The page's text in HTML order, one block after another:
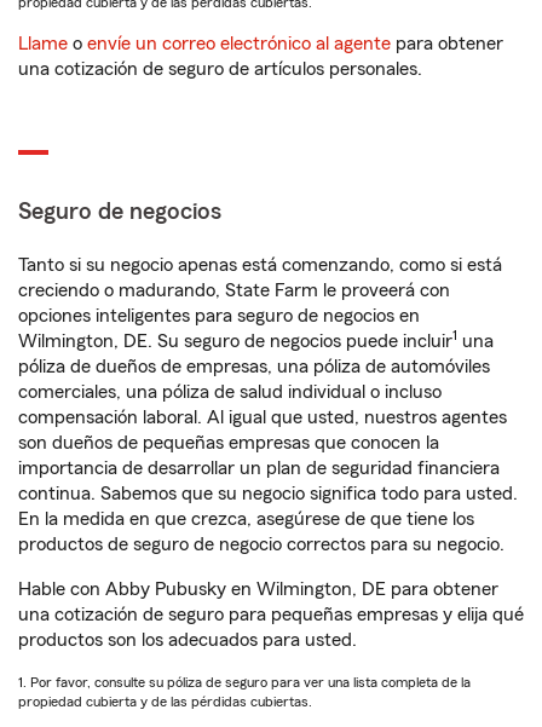
Llame o envíe un correo electrónico al agente para obtener
una cotización de seguro de artículos personales.
Seguro de negocios
Tanto si su negocio apenas está comenzando, como si está
creciendo o madurando, State Farm le proveerá con
opciones inteligentes para seguro de negocios en
Wilmington, DE. Su seguro de negocios puede incluir1 una
póliza de dueños de empresas, una póliza de automóviles
comerciales, una póliza de salud individual o incluso
compensación laboral. Al igual que usted, nuestros agentes
son dueños de pequeñas empresas que conocen la
importancia de desarrollar un plan de seguridad financiera
continua. Sabemos que su negocio significa todo para usted.
En la medida en que crezca, asegúrese de que tiene los
productos de seguro de negocio correctos para su negocio.
Hable con Abby Pubusky en Wilmington, DE para obtener
una cotización de seguro para pequeñas empresas y elija qué
productos son los adecuados para usted.
1. Por favor, consulte su póliza de seguro para ver una lista completa de la
propiedad cubierta y de las pérdidas cubiertas.